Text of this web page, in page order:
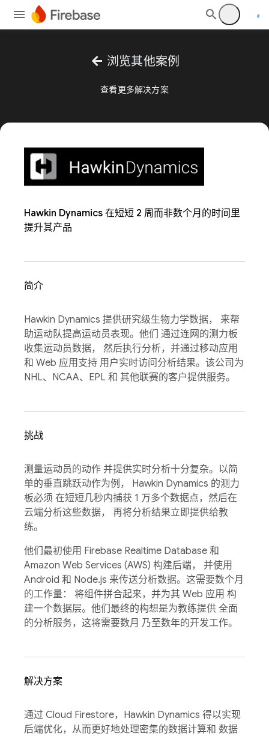
arrow_back 浏览其他案例
查看更多解决方案
Hawkin Dynamics 在短短 2 周而非数个月的时间里
提升其产品
简介
Hawkin Dynamics 提供研究级生物力学数据， 来帮
助运动队提高运动员表现。他们 通过连网的测力板
收集运动员数据， 然后执行分析，并通过移动应用
和 Web 应用支持 用户实时访问分析结果。该公司为
NHL、NCAA、EPL 和 其他联赛的客户提供服务。
挑战
测量运动员的动作 并提供实时分析十分复杂。以简
单的垂直跳跃动作为例， Hawkin Dynamics 的测力
板必须 在短短几秒内捕获 1 万多个数据点，然后在
云端分析这些数据， 再将分析结果立即提供给教
练。
他们最初使用 Firebase Realtime Database 和
Amazon Web Services (AWS) 构建后端， 并使用
Android 和 Node.js 来传送分析数据。这需要数个月
的工作量： 将组件拼合起来，并为其 Web 应用 构
建一个数据层。他们最终的构想是为教练提供 全面
的分析服务，这将需要数月 乃至数年的开发工作。
解决方案
通过 Cloud Firestore，Hawkin Dynamics 得以实现
后端优化，从而更好地处理密集的数据计算和 数据